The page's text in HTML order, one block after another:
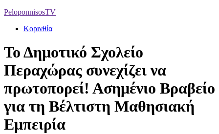
PeloponnisosTV
Κορινθία
Το Δημοτικό Σχολείο
Περαχώρας συνεχίζει να
πρωτοπορεί! Ασημένιο Βραβείο
για τη Βέλτιστη Μαθησιακή
Εμπειρία